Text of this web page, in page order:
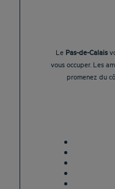
Le Pas-de-Calais
vous occuper. Les
promenez du